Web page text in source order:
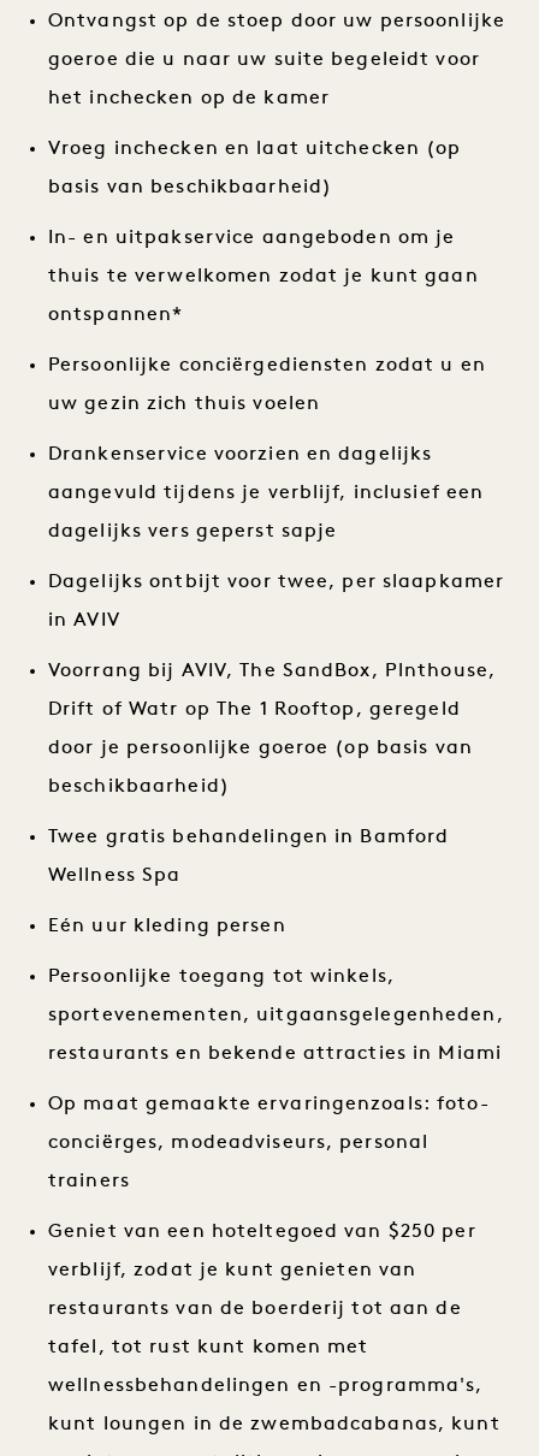
Ontvangst op de stoep door uw persoonlijke
goeroe die u naar uw suite begeleidt voor
het inchecken op de kamer
Vroeg inchecken en laat uitchecken (op
basis van beschikbaarheid)
In- en uitpakservice aangeboden om je
thuis te verwelkomen zodat je kunt gaan
ontspannen*
Persoonlijke conciërgediensten zodat u en
uw gezin zich thuis voelen
Drankenservice voorzien en dagelijks
aangevuld tijdens je verblijf, inclusief een
dagelijks vers geperst sapje
Dagelijks ontbijt voor twee, per slaapkamer
in AVIV
Voorrang bij AVIV, The SandBox, Plnthouse,
Drift of Watr op The 1 Rooftop, geregeld
door je persoonlijke goeroe (op basis van
beschikbaarheid)
Twee gratis behandelingen in Bamford
Wellness Spa
Eén uur kleding persen
Persoonlijke toegang tot winkels,
sportevenementen, uitgaansgelegenheden,
restaurants en bekende attracties in Miami
Op maat gemaakte ervaringenzoals: foto-
conciërges, modeadviseurs, personal
trainers
Geniet van een hoteltegoed van $250 per
verblijf, zodat je kunt genieten van
restaurants van de boerderij tot aan de
tafel, tot rust kunt komen met
wellnessbehandelingen en -programma's,
kunt loungen in de zwembadcabanas, kunt